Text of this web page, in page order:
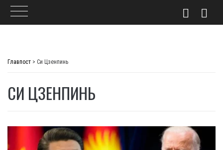
Главпост > Си Цзенпинь
СИ ЦЗЕНПИНЬ